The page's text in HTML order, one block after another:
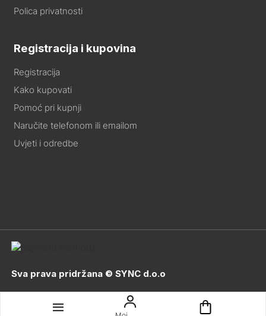
Polica privatnosti
Registracija i kupovina
Registracija
Kako kupovati
Pomoć pri kupnji
Naručite telefonom ili emailom
Uvjeti i odredbe
Sva prava pridržana © SYNC d.o.o